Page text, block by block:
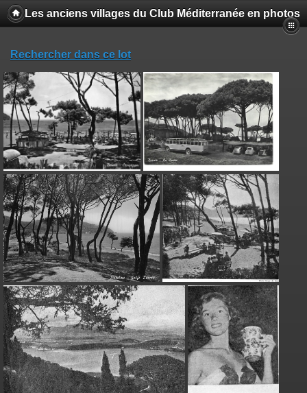
Les anciens villages du Club Méditerranée en photos
Rechercher dans ce lot